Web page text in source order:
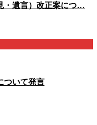
・遺言）改正案につ…
ついて発言